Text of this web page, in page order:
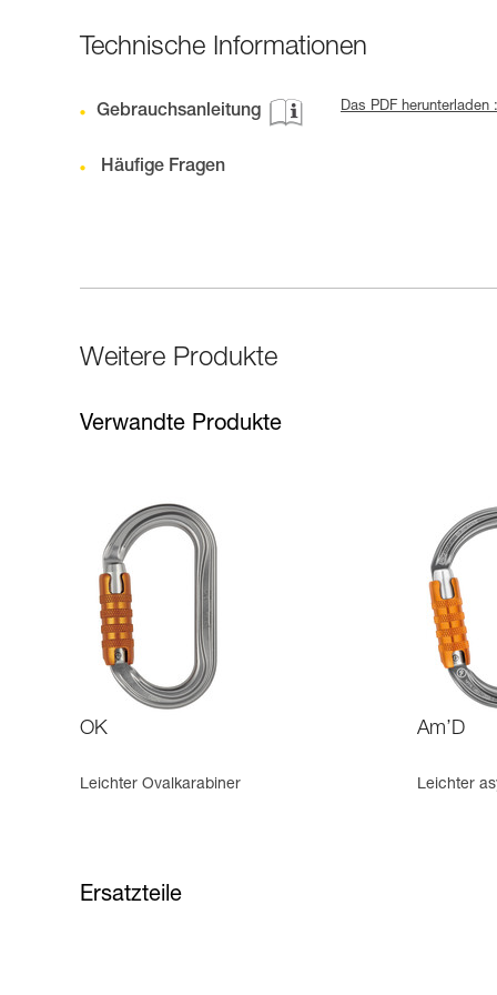
Technische Informationen
Gebrauchsanleitung Das PDF herunterladen
Häufige Fragen
Weitere Produkte
Verwandte Produkte
OK
Leichter Ovalkarabiner
Am’D
Leichter
Ersatzteile